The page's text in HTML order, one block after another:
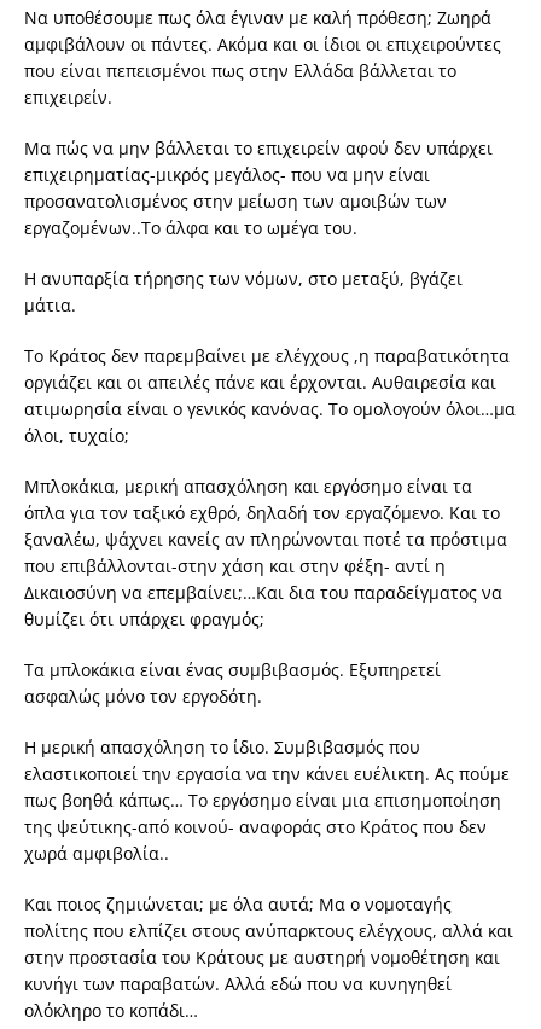
Να υποθέσουμε πως όλα έγιναν με καλή πρόθεση; Ζωηρά
αμφιβάλουν οι πάντες. Ακόμα και οι ίδιοι οι επιχειρούντες
που είναι πεπεισμένοι πως στην Ελλάδα βάλλεται το
επιχειρείν.
Μα πώς να μην βάλλεται το επιχειρείν αφού δεν υπάρχει
επιχειρηματίας-μικρός μεγάλος- που να μην είναι
προσανατολισμένος στην μείωση των αμοιβών των
εργαζομένων..Το άλφα και το ωμέγα του.
Η ανυπαρξία τήρησης των νόμων, στο μεταξύ, βγάζει
μάτια.
Το Κράτος δεν παρεμβαίνει με ελέγχους ,η παραβατικότητα
οργιάζει και οι απειλές πάνε και έρχονται. Αυθαιρεσία και
ατιμωρησία είναι ο γενικός κανόνας. Το ομολογούν όλοι…μα
όλοι, τυχαίο;
Μπλοκάκια, μερική απασχόληση και εργόσημο είναι τα
όπλα για τον ταξικό εχθρό, δηλαδή τον εργαζόμενο. Και το
ξαναλέω, ψάχνει κανείς αν πληρώνονται ποτέ τα πρόστιμα
που επιβάλλονται-στην χάση και στην φέξη- αντί η
Δικαιοσύνη να επεμβαίνει;…Και δια του παραδείγματος να
θυμίζει ότι υπάρχει φραγμός;
Τα μπλοκάκια είναι ένας συμβιβασμός. Εξυπηρετεί
ασφαλώς μόνο τον εργοδότη.
Η μερική απασχόληση το ίδιο. Συμβιβασμός που
ελαστικοποιεί την εργασία να την κάνει ευέλικτη. Ας πούμε
πως βοηθά κάπως… Το εργόσημο είναι μια επισημοποίηση
της ψεύτικης-από κοινού- αναφοράς στο Κράτος που δεν
χωρά αμφιβολία..
Και ποιος ζημιώνεται; με όλα αυτά; Μα ο νομοταγής
πολίτης που ελπίζει στους ανύπαρκτους ελέγχους, αλλά και
στην προστασία του Κράτους με αυστηρή νομοθέτηση και
κυνήγι των παραβατών. Αλλά εδώ που να κυνηγηθεί
ολόκληρο το κοπάδι…